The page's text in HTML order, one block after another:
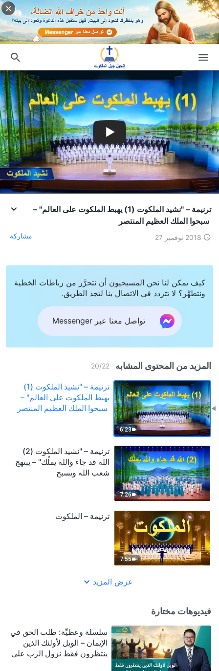
ترنيمة – "نشيد الملكوت (1) يهبط الملكوت على العالم" –
سبحوا الملك العظيم المنتصر
2018 نوفمبر 27 مشاركة
كيف يمكن لنا نحن المسيحيون أن نتحرَّر من رباطات الخطية
ونتطهَّر؟ لا تتردد في الاتصال بنا لتجد الطريق.
تواصل معنا عبر Messenger
المزيد من المحتوى المشابه 20/22
6:23
ترنيمة – "نشيد الملكوت (1)
يهبط الملكوت على العالم" –
سبحوا الملك العظيم المنتصر
7:26
ترنيمة – "نشيد الملكوت (2)
الله قد جاء والله يملُك" – يبتهج
شعب الله ويسبح
7:55
ترنيمة – الملكوت
عرض المزيد
فيديوهات مختارة
سلسلة وعظيِّة: طلب الحق في
الإيمان – الويل لأولئك الذين
ينتظرون فقط نزول الرب على